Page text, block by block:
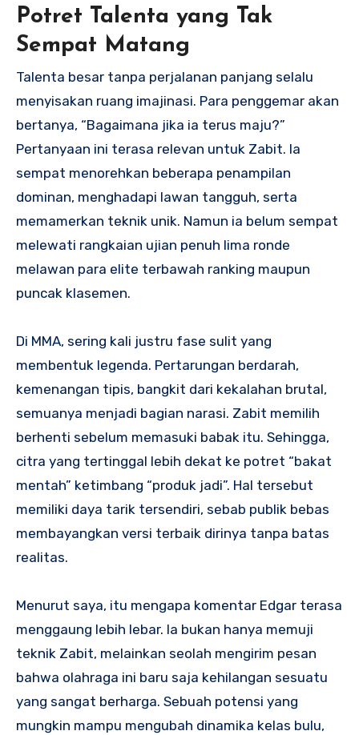
Potret Talenta yang Tak
Sempat Matang
Talenta besar tanpa perjalanan panjang selalu
menyisakan ruang imajinasi. Para penggemar akan
bertanya, “Bagaimana jika ia terus maju?”
Pertanyaan ini terasa relevan untuk Zabit. Ia
sempat menorehkan beberapa penampilan
dominan, menghadapi lawan tangguh, serta
memamerkan teknik unik. Namun ia belum sempat
melewati rangkaian ujian penuh lima ronde
melawan para elite terbawah ranking maupun
puncak klasemen.
Di MMA, sering kali justru fase sulit yang
membentuk legenda. Pertarungan berdarah,
kemenangan tipis, bangkit dari kekalahan brutal,
semuanya menjadi bagian narasi. Zabit memilih
berhenti sebelum memasuki babak itu. Sehingga,
citra yang tertinggal lebih dekat ke potret “bakat
mentah” ketimbang “produk jadi”. Hal tersebut
memiliki daya tarik tersendiri, sebab publik bebas
membayangkan versi terbaik dirinya tanpa batas
realitas.
Menurut saya, itu mengapa komentar Edgar terasa
menggaung lebih lebar. Ia bukan hanya memuji
teknik Zabit, melainkan seolah mengirim pesan
bahwa olahraga ini baru saja kehilangan sesuatu
yang sangat berharga. Sebuah potensi yang
mungkin mampu mengubah dinamika kelas bulu,